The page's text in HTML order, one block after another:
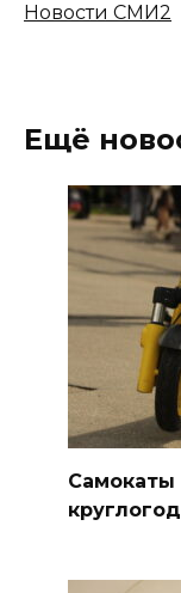
Новости СМИ2
Ещё
Самокаты